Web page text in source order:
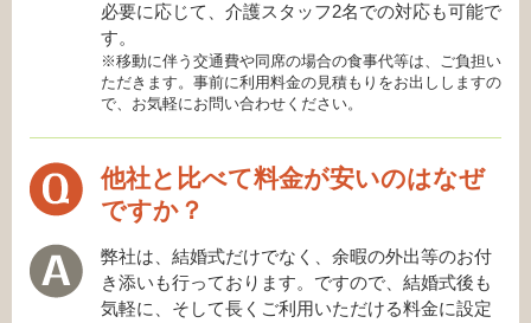
必要に応じて、介護スタッフ2名での対応も可能で
す。
※移動に伴う交通費や同席の場合の食事代等は、ご負担い
ただきます。事前に利用料金の見積もりをお出ししますの
で、お気軽にお問い合わせください。
他社と比べて料金が安いのはなぜ
ですか？
弊社は、結婚式だけでなく、余暇の外出等のお付
き添いも行っております。ですので、結婚式後も
気軽に、そして長くご利用いただける料金に設定